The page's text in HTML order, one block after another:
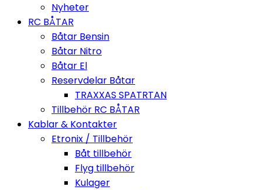
Nyheter
RC BÅTAR
Båtar Bensin
Båtar Nitro
Båtar El
Reservdelar Båtar
TRAXXAS SPATRTAN
Tillbehör RC BÅTAR
Kablar & Kontakter
Etronix / Tillbehör
Båt tillbehör
Flyg tillbehör
Kulager